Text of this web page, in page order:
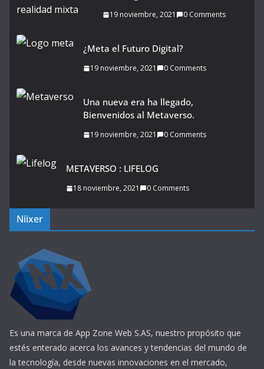
19 noviembre, 2021 0 Comments
¿Meta el Futuro Digital?
19 noviembre, 2021 0 Comments
Una nueva era ha llegado,
Bienvenidos al Metaverso.
19 noviembre, 2021 0 Comments
METAVERSO : LIFELOG
18 noviembre, 2021 0 Comments
Niixer
Es una marca de App Zone Web S.AS, nuestro propósito que
estés enterado acerca los avances y tendencias del mundo de
la tecnología, desde nuevas innovaciones en el mercado,